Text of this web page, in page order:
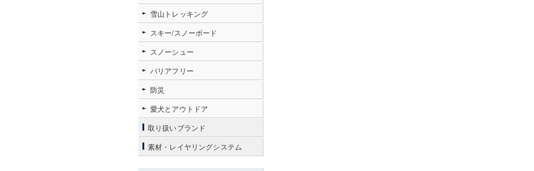
雪山トレッキング
スキー/スノーボード
スノーシュー
バリアフリー
防災
愛犬とアウトドア
取り扱いブランド
素材・レイヤリングシステム